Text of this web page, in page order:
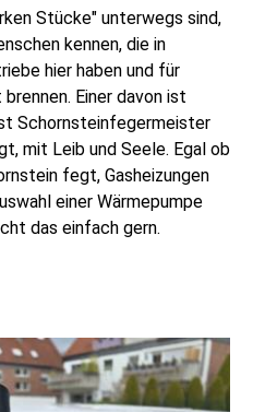
Stücke" unterwegs sind,
kennen, die in
hier haben und für
Einer davon ist
Schornsteinfegermeister
mit Leib und Seele. Egal ob
fegt, Gasheizungen
einer Wärmepumpe
das einfach gern.